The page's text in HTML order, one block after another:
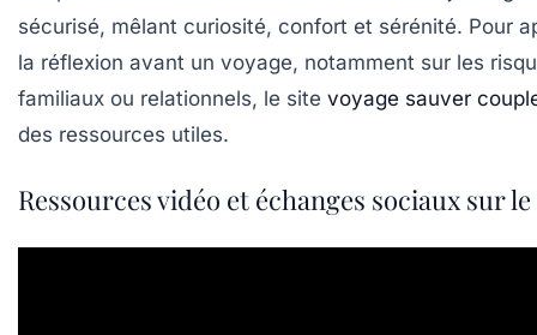
sécurisé, mêlant curiosité, confort et sérénité. Pour
la réflexion avant un voyage, notamment sur les
familiaux ou relationnels, le site voyage sauver
des ressources utiles.
Ressources vidéo et échanges sociaux sur